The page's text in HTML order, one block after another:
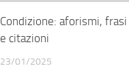
Condizione: aforismi, frasi
e citazioni
23/01/2025